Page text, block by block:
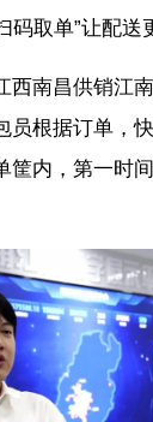
码取单”让配送
西南昌供销江
员根据订单，
筐内，第一时